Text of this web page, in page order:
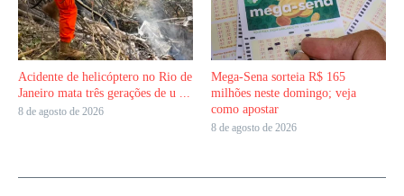
Acidente de helicóptero no Rio de
Janeiro mata três gerações de u ...
8 de agosto de 2026
Mega-Sena sorteia R$ 165
milhões neste domingo; veja
como apostar
8 de agosto de 2026